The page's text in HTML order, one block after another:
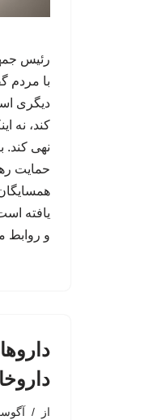
رئیس
با مردم
دیگری
کند، نه
نهی کند.
حمایت
یافته
و روابط
از آگوست 7,